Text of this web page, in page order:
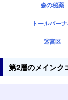
森の秘薬
トールバー
迷宮区
第2層のメインク